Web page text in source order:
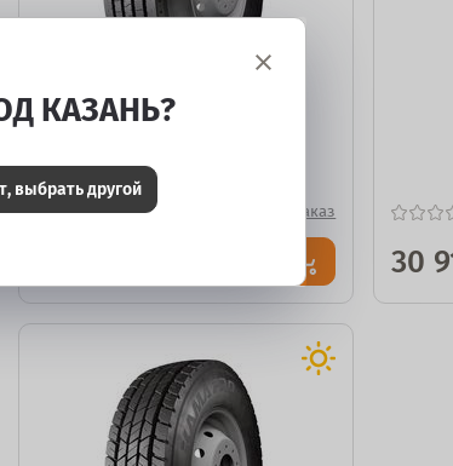
295/80 R22,5 152/148M
есть под заказ
30
КАЗАНЬ?
выбрать другой